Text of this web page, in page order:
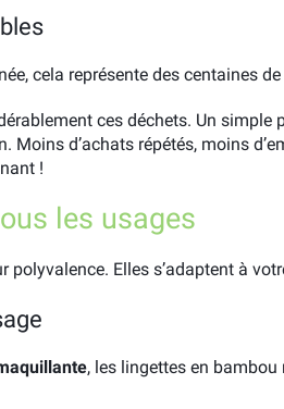
cela représente des centaines
ces déchets. Un simple
d’achats répétés, moins
!
les usages
polyvalence. Elles s’adaptent à
, les lingettes en